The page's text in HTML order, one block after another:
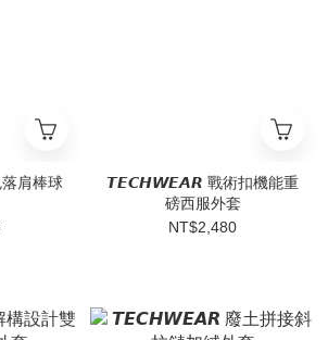
肩棒球
𝙏𝙀𝘾𝙃𝙒𝙀𝘼𝙍 戰術扣機能重
磅西服外套
NT$2,480